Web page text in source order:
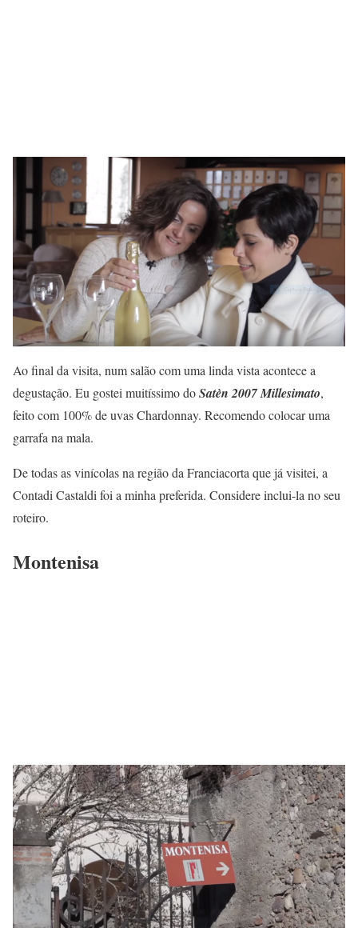
Ao final da visita, num salão com uma linda vista acontece a
degustação. Eu gostei muitíssimo doSatèn 2007 Millesimato,
feito com 100% de uvas Chardonnay. Recomendo colocar uma
garrafa na mala.
De todas as vinícolas na região da Franciacorta que já visitei, a
Contadi Castaldi foi a minha preferida. Considere inclui-la no seu
roteiro.
Montenisa